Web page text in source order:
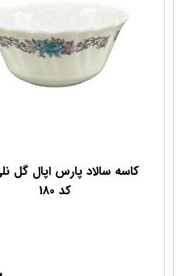
کاسه سالاد پارس اپال گل
کد 180